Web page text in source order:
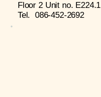
Floor 2 Unit no. E224.1
Tel. 086-452-2692